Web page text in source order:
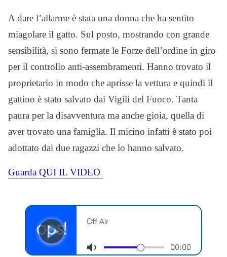
A dare l’allarme è stata una donna che ha sentito
miagolare il gatto. Sul posto, mostrando con grande
sensibilità, si sono fermate le Forze dell’ordine in giro
per il controllo anti-assembramenti. Hanno trovato il
proprietario in modo che aprisse la vettura e quindi il
gattino è stato salvato dai Vigili del Fuoco. Tanta
paura per la disavventura ma anche gioia, quella di
aver trovato una famiglia. Il micino infatti è stato poi
adottato dai due ragazzi che lo hanno salvato.
Guarda QUI IL VIDEO